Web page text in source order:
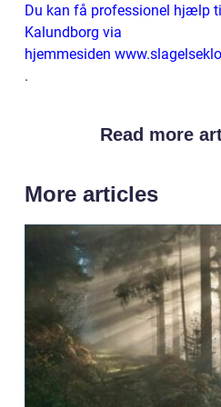
Du kan få professionel hjælp
Kalundborg via
hjemmesiden
.
Read more
More articles